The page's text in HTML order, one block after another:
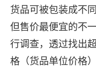
货品可被包装成不
但售价最便宜的不
行调查，透过找出
格（货品单位价格